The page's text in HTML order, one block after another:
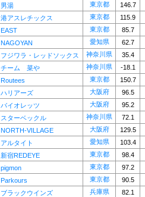
男湯 東京都
146.7
港アスレチックス 東京都
115.9
EAST 東京都
85.7
NAGOYAN 愛知県
62.7
フジワラ・レッドソックス 神奈川県
35.4
チーム 菜や 神奈川県
-18.1
Routees 東京都
150.7
ハリアーズ 大阪府
96.5
バイオレッツ 大阪府
95.2
スターベックル 神奈川県
72.1
NORTH-VILLAGE 大阪府
129.5
アルタイト 愛知県
103.4
新宿REDEYE 東京都
98.4
pigmon 東京都
97.2
Parkours 東京都
90.5
ブラックウインズ 兵庫県
82.1